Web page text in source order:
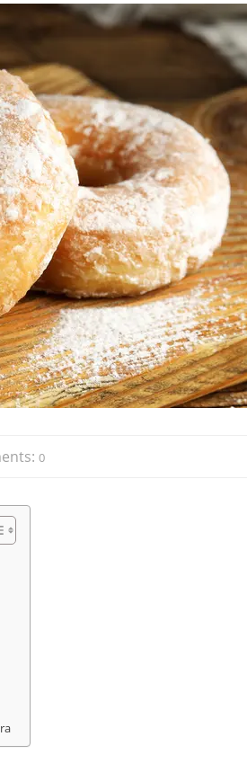
0